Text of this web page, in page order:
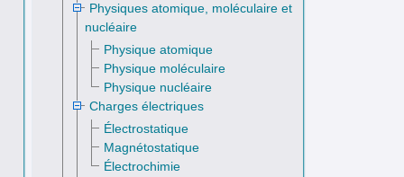
Physiques atomique, moléculaire et
nucléaire
Physique atomique
Physique moléculaire
Physique nucléaire
Charges électriques
Électrostatique
Magnétostatique
Électrochimie